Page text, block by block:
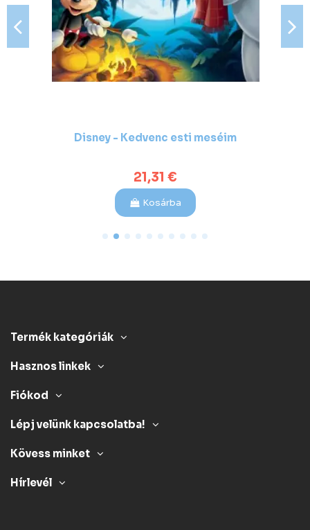
Disney - Kedvenc esti meséim
21,31 €
Kosárba
Termék kategóriák
Hasznos linkek
Fiókod
Lépj velünk kapcsolatba!
Kövess minket
Hírlevél